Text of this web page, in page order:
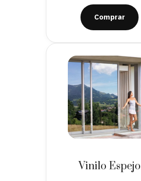
Comprar
Vinilo Espejo